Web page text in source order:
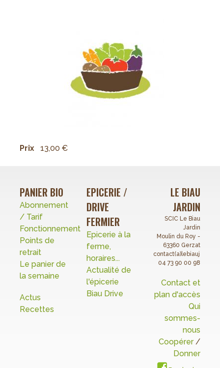
Prix 13,00 €
PANIER BIO
Abonnement
/ Tarif
Fonctionnement
Points de
retrait
Le panier de
la semaine
Actus
Recettes
EPICERIE /
DRIVE
FERMIER
Epicerie à la
ferme,
horaires...
Actualité de
l'épicerie
Biau Drive
LE BIAU
JARDIN
SCIC Le Biau
Jardin
Moulin du Roy -
63360 Gerzat
04 73 90 00 98
Contact et
plan d'accès
Qui
sommes-
nous
Coopérer/
Donner